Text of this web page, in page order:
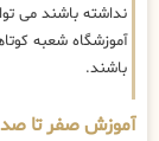
نداشته باشند می
آموزشگاه شعبه
باشند.
آموزش صفر تا صد